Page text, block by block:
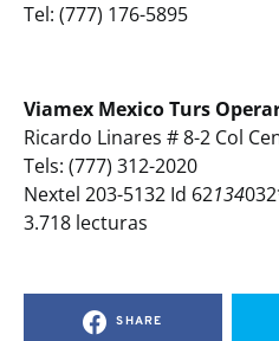
Tel: (777) 176-5895
Viamex Mexico Turs
Ricardo Linares # 8-2 Col
Tels: (777) 312-2020
Nextel 203-5132 Id 62134
3.718 lecturas
SHARE